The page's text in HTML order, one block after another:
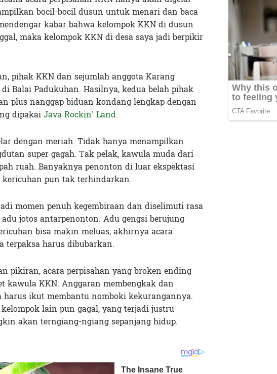
bocil-bocil dusun untuk menari dan baca
kabar bahwa kelompok KKN di dusun
maka kelompok KKN di desa saya jadi berpikir
pihak KKN dan sejumlah anggota Karang
Balai Padukuhan. Hasilnya, kedua belah pihak
plus nanggap biduan kondang lengkap dengan
dipakaiJava Rockin’ Land.
dengan meriah. Tidak hanya menampilkan
super gagah. Tak pelak, kawula muda dari
ruah. Banyaknya penonton di luar ekspektasi
pun tak terhindarkan.
momen penuh kegembiraan dan diselimuti rasa
jotos antarpenonton. Adu gengsi berujung
bisa makin meluas, akhirnya acara
terpaksa harus dibubarkan.
pikiran, acara perpisahan yang broken ending
kawula KKN. Anggaran membengkak dan
ikut membantu nomboki kekurangannya.
lain pun gagal, yang terjadi justru
akan terngiang-ngiang sepanjang hidup.